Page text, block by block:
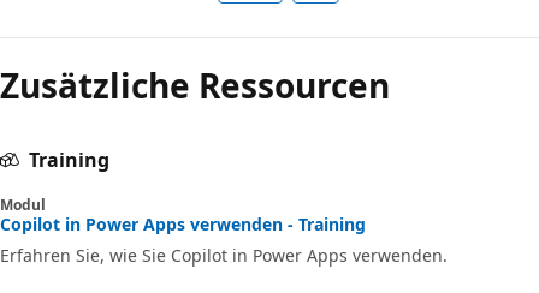
Zusätzliche Ressourcen
Training
Modul
Copilot in Power Apps verwenden - Training
Erfahren Sie, wie Sie Copilot in Power Apps verwenden.